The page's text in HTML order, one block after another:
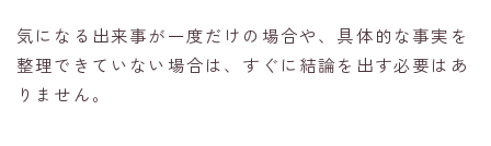
気になる出来事が一度だけの場合や、具体的な事実を
整理できていない場合は、すぐに結論を出す必要はあ
りません。